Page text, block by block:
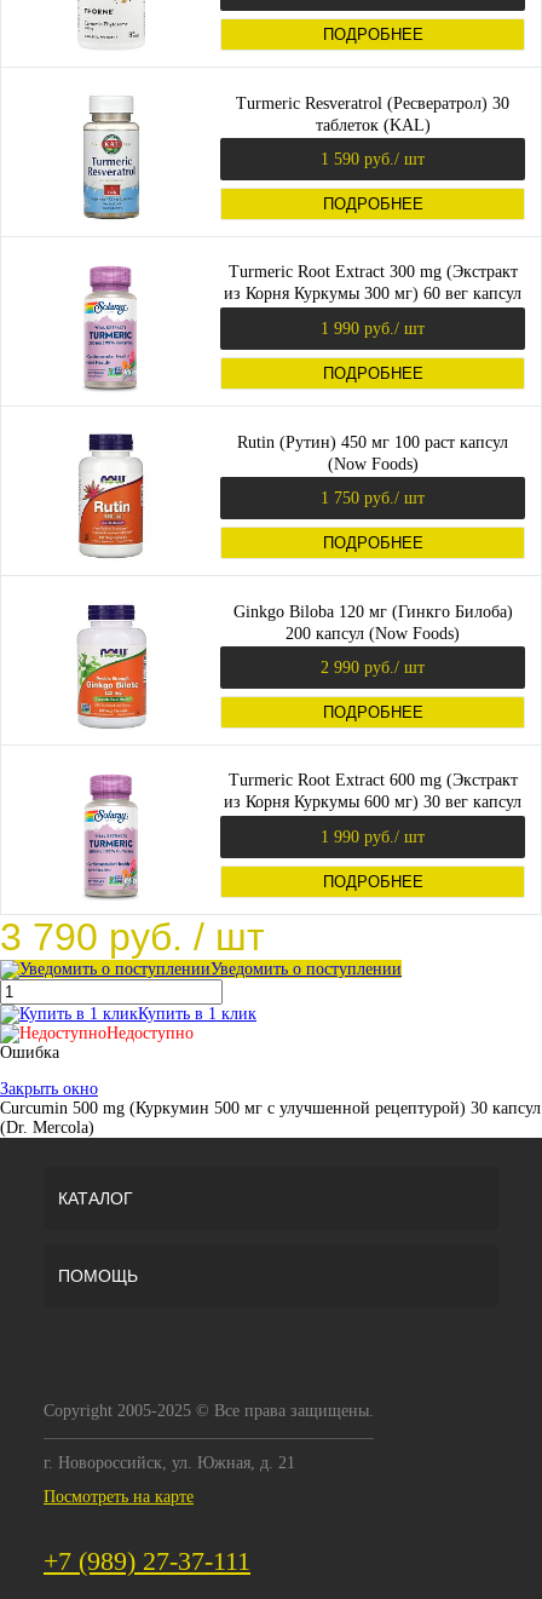
ПОДРОБНЕЕ
Turmeric Resveratrol (Ресвератрол) 30
таблеток (KAL)
1 590 руб. / шт
ПОДРОБНЕЕ
Turmeric Root Extract 300 mg (Экстракт
из Корня Куркумы 300 мг) 60 вег капсул
1 990 руб. / шт
ПОДРОБНЕЕ
Rutin (Рутин) 450 мг 100 раст капсул
(Now Foods)
1 750 руб. / шт
ПОДРОБНЕЕ
Ginkgo Biloba 120 мг (Гинкго Билоба)
200 капсул (Now Foods)
2 990 руб. / шт
ПОДРОБНЕЕ
Turmeric Root Extract 600 mg (Экстракт
из Корня Куркумы 600 мг) 30 вег капсул
1 990 руб. / шт
ПОДРОБНЕЕ
3 790 руб. / шт
Уведомить о поступлении
Купить в 1 клик
Недоступно
Ошибка
Закрыть окно
Curcumin 500 mg (Куркумин 500 мг с улучшенной рецептурой) 30 капсул
(Dr. Mercola)
КАТАЛОГ
ПОМОЩЬ
Copyright 2005-2025 © Все права защищены.
г. Новороссийск, ул. Южная, д. 21
Посмотреть на карте
+7 (989) 27-37-111